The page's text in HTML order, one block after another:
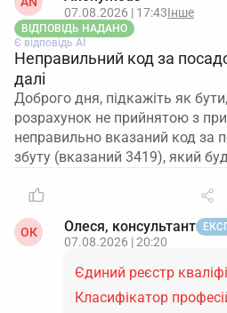
07.08.2026 | 17:43Інше
ВІДПОВІДЬ НАДАНО
Є відповідь АІ
Неправильний код за
далі
Доброго дня, підкажіть як
розрахунок не прийнятою з
неправильно вказаний код за
збуту (вказаний 3419), який
ОК Олеся, консультант
07.08.2026 | 20:20
Єдиний реєстр
Класифікатор